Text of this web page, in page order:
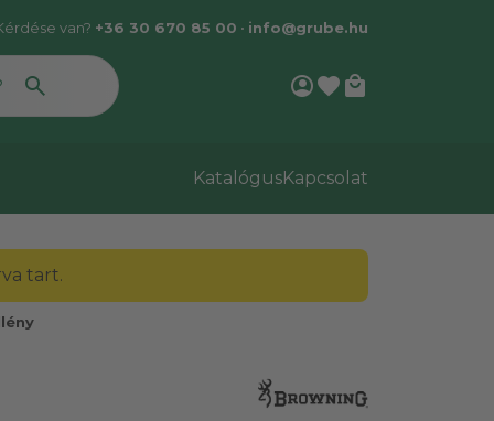
van? +36 30 670 85 00 • info@grube.hu
account_circlefavorite local_mall
KatalógusKapcsolat
tart.